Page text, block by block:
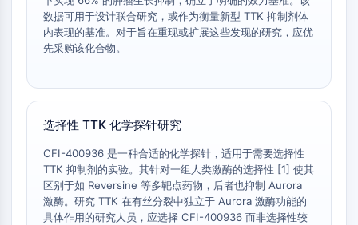
糖蛋白VI
骨桥蛋白
程序性细胞死亡4
C型凝集素样受体
E-选择素
DOCK
清道夫受体B类I型
Tim3
LAG-3
数据可用于设计联合研究，或作为衡量新型 TTK 抑制剂体
内表现的基准。对于旨在重现或扩展这些发现的研究，应优
先采购该化合物。
选择性 TTK 化学探针研究
CFI-400936 是一种合适的化学探针，适用于需要选择性
TTK 抑制剂的实验。其针对一组人类激酶的选择性 [1] 使其
区别于如 Reversine 等多靶点药物，后者也抑制 Aurora
激酶。研究 TTK 在有丝分裂中独立于 Aurora 激酶功能的
具体作用的研究人员，应选择 CFI-400936 而非选择性较